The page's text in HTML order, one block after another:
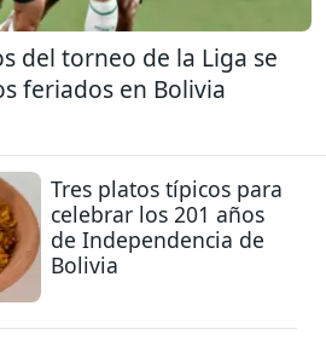
del torneo de la Liga se
feriados en Bolivia
Tres platos típicos para
celebrar los 201 años
de Independencia de
Bolivia